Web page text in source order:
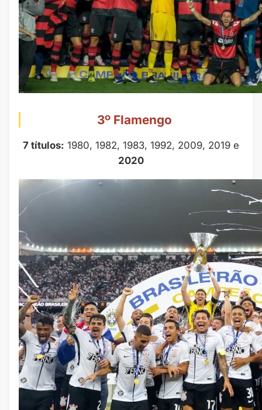
3º Flamengo
7 títulos: 1980, 1982, 1983, 1992, 2009, 2019 e
2020